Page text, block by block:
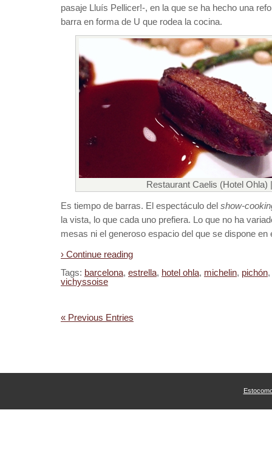
pasaje Lluís Pellicer!-, en la que se ha hecho una
barra en forma de U que rodea la cocina.
Restaurant Caelis (Hotel Ohla)
Es tiempo de barras. El espectáculo del show-
la vista, lo que cada uno prefiera. Lo que no ha
mesas ni el generoso espacio del que se dispone en
› Continue reading
Tags: barcelona, estrella, hotel ohla, michelin, pichón,
vichyssoise
« Previous Entries